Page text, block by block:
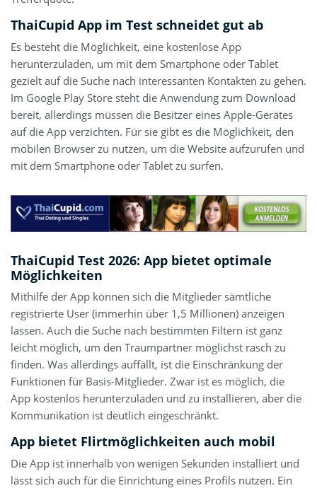
ThaiCupid App im Test schneidet gut ab
Es besteht die Möglichkeit, eine kostenlose App
herunterzuladen, um mit dem Smartphone oder Tablet
gezielt auf die Suche nach interessanten Kontakten zu gehen.
Im Google Play Store steht die Anwendung zum Download
bereit, allerdings müssen die Besitzer eines Apple-Gerätes
auf die App verzichten. Für sie gibt es die Möglichkeit, den
mobilen Browser zu nutzen, um die Website aufzurufen und
mit dem Smartphone oder Tablet zu surfen.
ThaiCupid Test 2026: App bietet optimale
Möglichkeiten
Mithilfe der App können sich die Mitglieder sämtliche
registrierte User (immerhin über 1,5 Millionen) anzeigen
lassen. Auch die Suche nach bestimmten Filtern ist ganz
leicht möglich, um den Traumpartner möglichst rasch zu
finden. Was allerdings auffällt, ist die Einschränkung der
Funktionen für Basis-Mitglieder. Zwar ist es möglich, die
App kostenlos herunterzuladen und zu installieren, aber die
Kommunikation ist deutlich eingeschränkt.
App bietet Flirtmöglichkeiten auch mobil
Die App ist innerhalb von wenigen Sekunden installiert und
lässt sich auch für die Einrichtung eines Profils nutzen. Ein